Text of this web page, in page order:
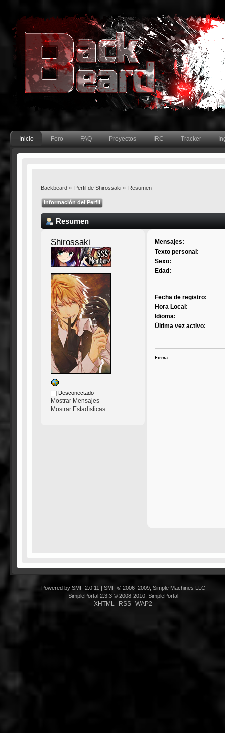
Inicio Foro FAQ Proyectos IRC Tracker
Backbeard» Perfil de Shirossaki» Resumen
Información del Perfil
Resumen
Shirossaki
Desconectado
Mostrar Mensajes
Mostrar Estadísticas
Mensajes:
Texto personal:
Sexo:
Edad:
Fecha de registro:
Hora Local:
Idioma:
Última vez activo:
Firma:
Powered by SMF 2.0.11
SMF © 2006–2009, Simple Machines LLC
SimplePortal 2.3.3 © 2008-2010, SimplePortal
XHTML RSS WAP2